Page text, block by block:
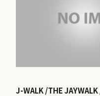
J-WALK /THE JAYWALK